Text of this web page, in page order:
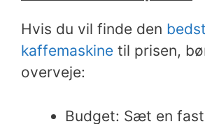
Hvis du vil finde den
kaffemaskine til prisen,
overveje:
Budget: Sæt en